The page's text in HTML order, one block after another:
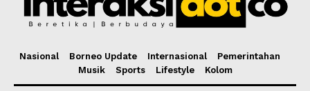
Nasional Borneo Update Internasional
Pemerintahan
Musik
Sports Lifestyle Kolom